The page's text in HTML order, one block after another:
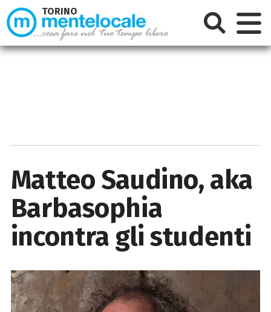
Matteo Saudino, aka
Barbasophia
incontra gli studenti
TORINO